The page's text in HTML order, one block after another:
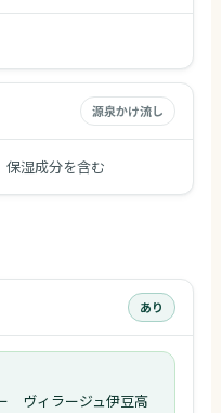
源泉かけ流し
保湿成分を含む
あり
ヴィラージュ伊豆高